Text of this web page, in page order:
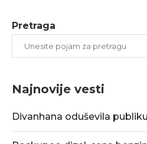
Pretraga
Najnovije vesti
Divanhana oduševila